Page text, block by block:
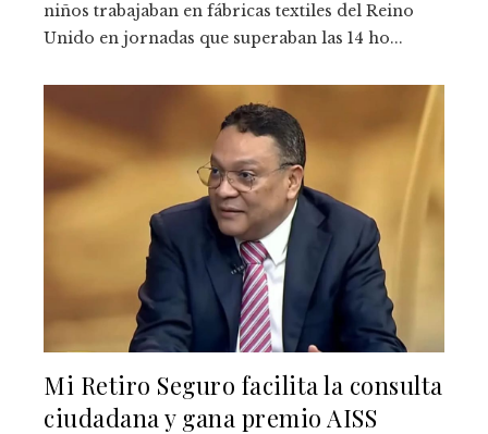
niños trabajaban en fábricas textiles del Reino
Unido en jornadas que superaban las 14 ho...
Mi Retiro Seguro facilita la consulta
ciudadana y gana premio AISS